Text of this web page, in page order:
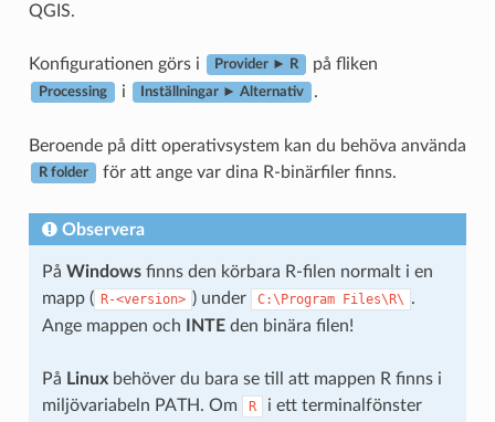
QGIS.
Konfigurationen görs i Provider ► R på fliken
Processing i Inställningar ► Alternativ .
Beroende på ditt operativsystem kan du behöva använda
R folder för att ange var dina R-binärfiler finns.
Observera
På Windowsfinns den körbara R-filen normalt i en
mapp ( R-<version> ) under C:\Program Files\R\ .
Ange mappen och
INTEden binära filen!
På Linuxbehöver du bara se till att mappen R finns i
miljövariabeln PATH. Om
R
i ett terminalfönster